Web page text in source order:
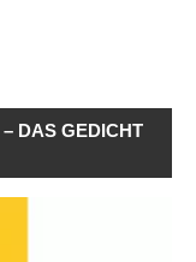
DAS GEDICHT